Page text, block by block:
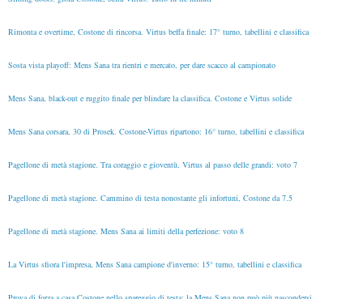
Rimonta e overtime, Costone di rincorsa. Virtus beffa finale: 17° turno, tabellini e classifica
Sosta vista playoff: Mens Sana tra rientri e mercato, per dare scacco al campionato
Mens Sana, black-out e ruggito finale per blindare la classifica. Costone e Virtus solide
Mens Sana corsara, 30 di Prosek. Costone-Virtus ripartono: 16° turno, tabellini e classifica
Pagellone di metà stagione. Tra coraggio e gioventù, Virtus al passo delle grandi: voto 7
Pagellone di metà stagione. Cammino di testa nonostante gli infortuni, Costone da 7.5
Pagellone di metà stagione. Mens Sana ai limiti della perfezione: voto 8
La Virtus sfiora l'impresa, Mens Sana campione d'inverno: 15° turno, tabellini e classifica